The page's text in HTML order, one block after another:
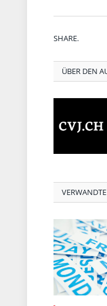
SHARE.
ÜBER DEN